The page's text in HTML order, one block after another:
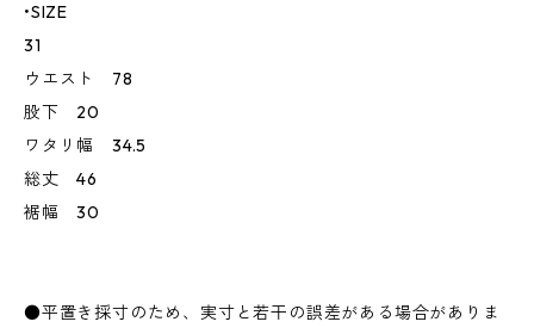
•SIZE
31
ウエスト 78
股下 20
ワタリ幅 34.5
総丈 46
裾幅 30
●平置き採寸のため、実寸と若干の誤差がある場合がありま